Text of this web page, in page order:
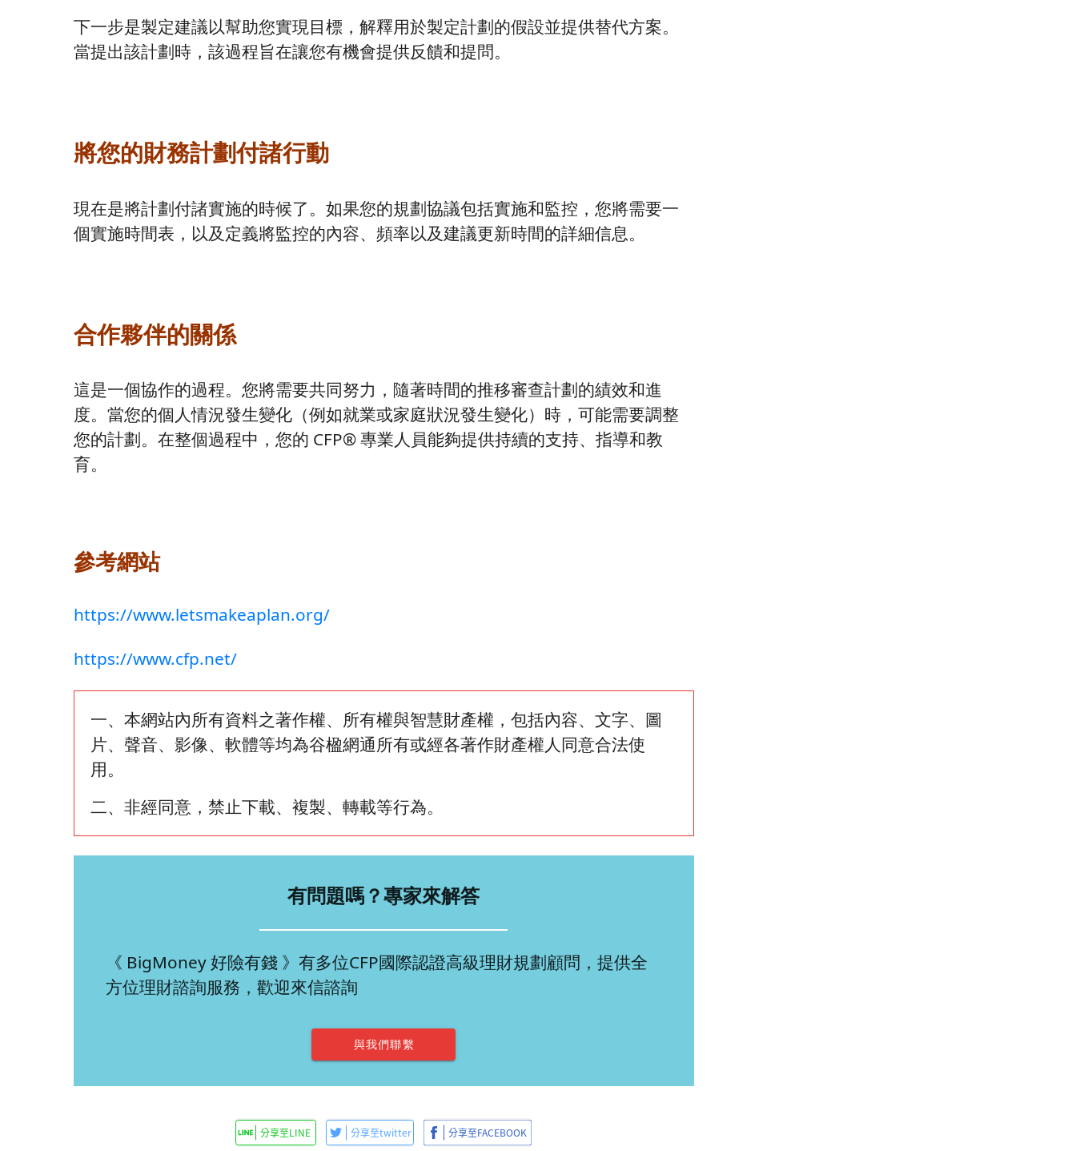
下一步是製定建議以幫助您實現目標，解釋用於製定計劃的假設並提供替代方案。
當提出該計劃時，該過程旨在讓您有機會提供反饋和提問。
將您的財務計劃付諸行動
現在是將計劃付諸實施的時候了。如果您的規劃協議包括實施和監控，您將需要一
個實施時間表，以及定義將監控的內容、頻率以及建議更新時間的詳細信息。
合作夥伴的關係
這是一個協作的過程。您將需要共同努力，隨著時間的推移審查計劃的績效和進
度。當您的個人情況發生變化（例如就業或家庭狀況發生變化）時，可能需要調整
您的計劃。在整個過程中，您的 CFP® 專業人員能夠提供持續的支持、指導和教
育。
參考網站
https://www.letsmakeaplan.org/
https://www.cfp.net/
一、本網站內所有資料之著作權、所有權與智慧財產權，包括內容、文字、圖
片、聲音、影像、軟體等均為谷楹網通所有或經各著作財產權人同意合法使
用。
二、非經同意，禁止下載、複製、轉載等行為。
有問題嗎？專家來解答
《 BigMoney 好險有錢 》有多位CFP國際認證高級理財規劃顧問，提供全
方位理財諮詢服務，歡迎來信諮詢
與我們聯繫